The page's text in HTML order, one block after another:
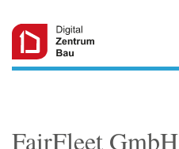
FairFleet GmbH